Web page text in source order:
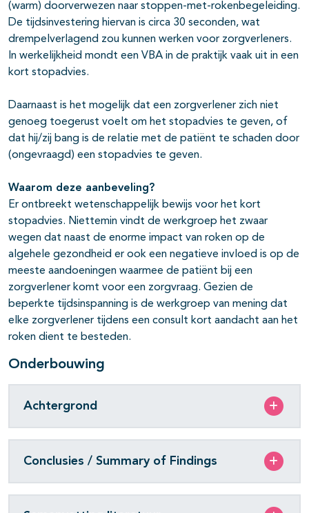
(warm) doorverwezen naar stoppen-met-rokenbegeleiding.
De tijdsinvestering hiervan is circa 30 seconden, wat
drempelverlagend zou kunnen werken voor zorgverleners.
In werkelijkheid mondt een VBA in de praktijk vaak uit in een
kort stopadvies.
Daarnaast is het mogelijk dat een zorgverlener zich niet
genoeg toegerust voelt om het stopadvies te geven, of
dat hij/zij bang is de relatie met de patiënt te schaden door
(ongevraagd) een stopadvies te geven.
Waarom deze aanbeveling?
Er ontbreekt wetenschappelijk bewijs voor het kort
stopadvies. Niettemin vindt de werkgroep het zwaar
wegen dat naast de enorme impact van roken op de
algehele gezondheid er ook een negatieve invloed is op de
meeste aandoeningen waarmee de patiënt bij een
zorgverlener komt voor een zorgvraag. Gezien de
beperkte tijdsinspanning is de werkgroep van mening dat
elke zorgverlener tijdens een consult kort aandacht aan het
roken dient te besteden.
Onderbouwing
Achtergrond
Conclusies / Summary of Findings